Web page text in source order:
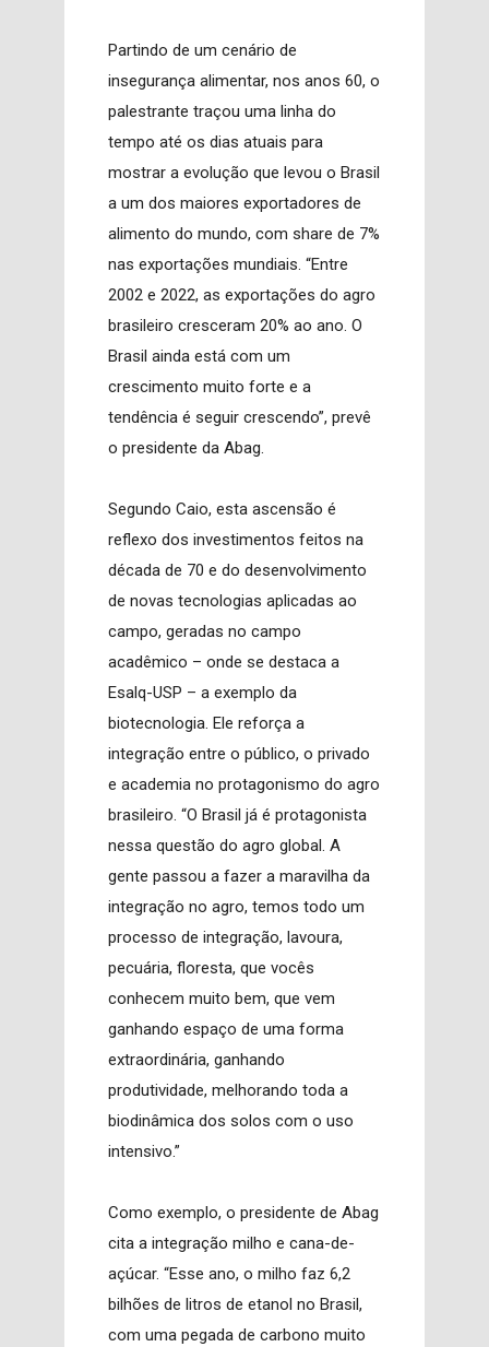
Partindo de um cenário de
insegurança alimentar, nos anos 60, o
palestrante traçou uma linha do
tempo até os dias atuais para
mostrar a evolução que levou o Brasil
a um dos maiores exportadores de
alimento do mundo, com share de 7%
nas exportações mundiais. “Entre
2002 e 2022, as exportações do agro
brasileiro cresceram 20% ao ano. O
Brasil ainda está com um
crescimento muito forte e a
tendência é seguir crescendo”, prevê
o presidente da Abag.
Segundo Caio, esta ascensão é
reflexo dos investimentos feitos na
década de 70 e do desenvolvimento
de novas tecnologias aplicadas ao
campo, geradas no campo
acadêmico – onde se destaca a
Esalq-USP – a exemplo da
biotecnologia. Ele reforça a
integração entre o público, o privado
e academia no protagonismo do agro
brasileiro. “O Brasil já é protagonista
nessa questão do agro global. A
gente passou a fazer a maravilha da
integração no agro, temos todo um
processo de integração, lavoura,
pecuária, floresta, que vocês
conhecem muito bem, que vem
ganhando espaço de uma forma
extraordinária, ganhando
produtividade, melhorando toda a
biodinâmica dos solos com o uso
intensivo.”
Como exemplo, o presidente de Abag
cita a integração milho e cana-de-
açúcar. “Esse ano, o milho faz 6,2
bilhões de litros de etanol no Brasil,
com uma pegada de carbono muito